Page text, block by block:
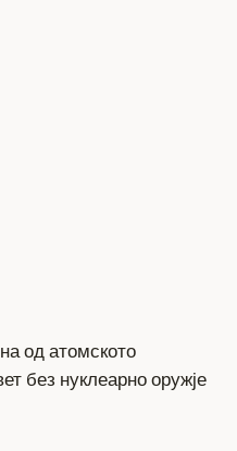
од атомското
без нуклеарно оружје